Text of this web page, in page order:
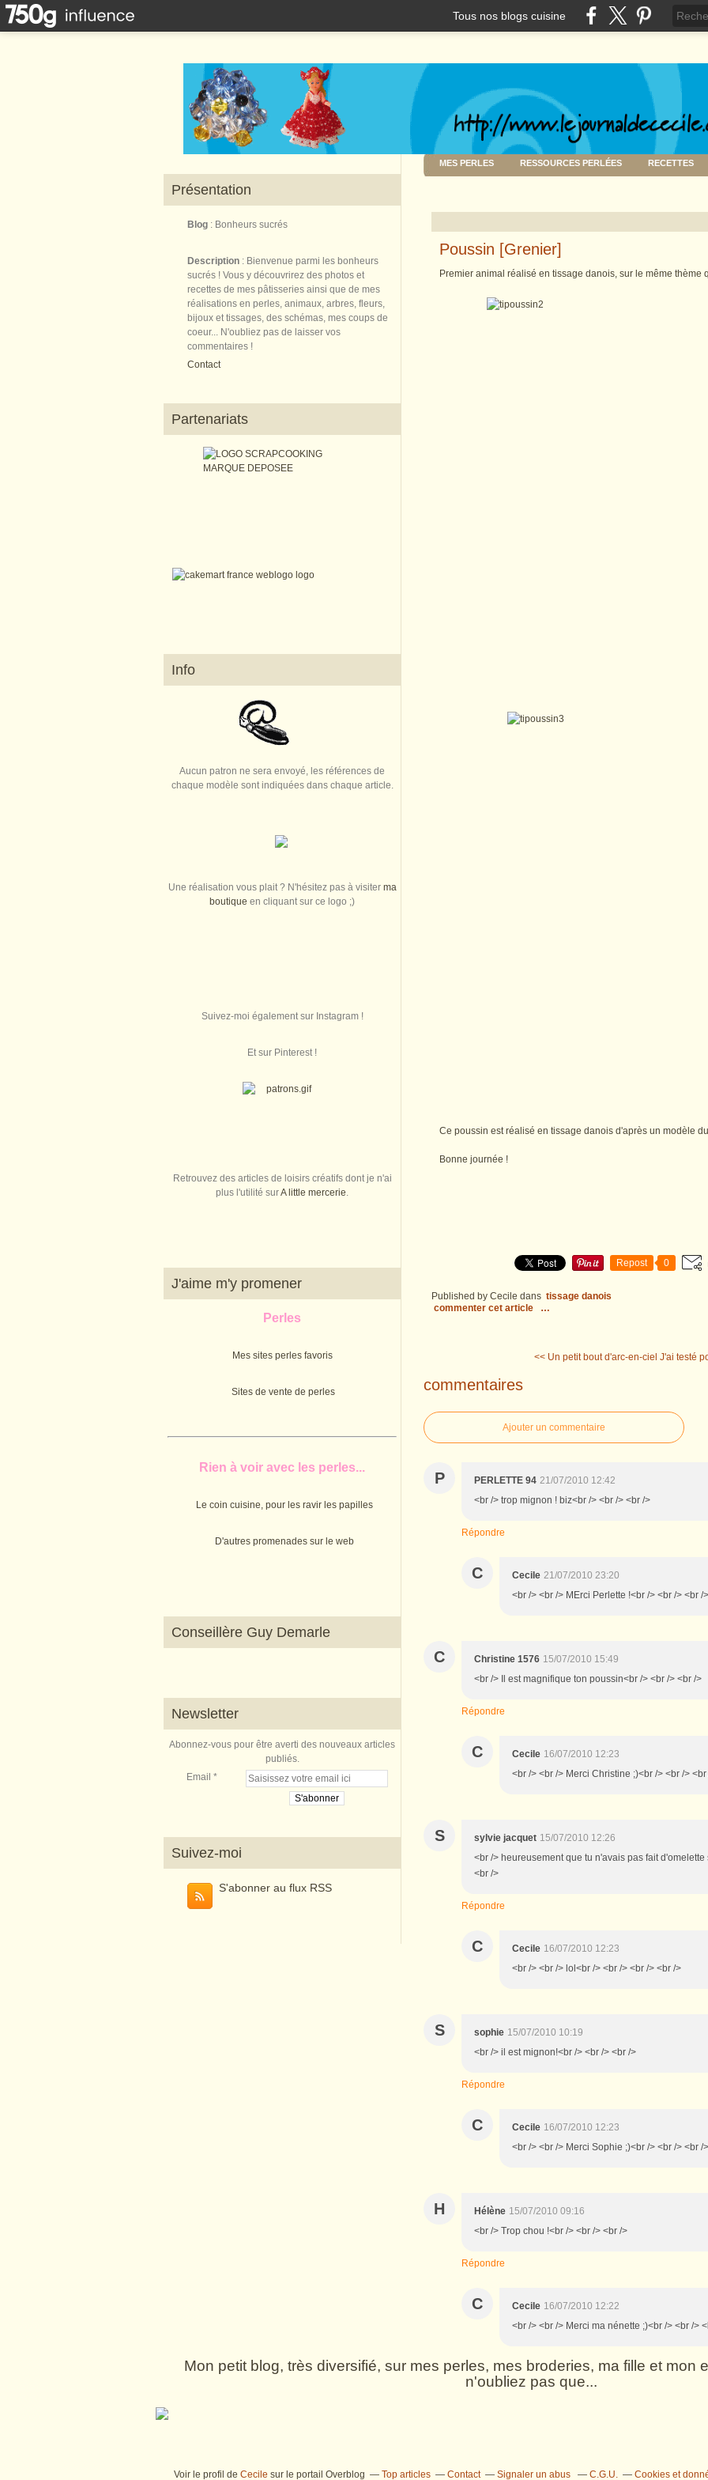
Tous nos blogs cuisine
Présentation
Blog : Bonheurs sucrés
Description : Bienvenue parmi les bonheurs
sucrés ! Vous y découvrirez des photos et
recettes de mes pâtisseries ainsi que de mes
réalisations en perles, animaux, arbres, fleurs,
bijoux et tissages, des schémas, mes coups de
coeur... N'oubliez pas de laisser vos
commentaires !
Contact
Partenariats
Info
Aucun patron ne sera envoyé, les références de
chaque modèle sont indiquées dans chaque article.
Une réalisation vous plait ? N'hésitez pas à visiter ma
boutique en cliquant sur ce logo ;)
Suivez-moi également sur Instagram !
Et sur Pinterest !
Retrouvez des articles de loisirs créatifs dont je n'ai
plus l'utilité surA little mercerie.
J'aime m'y promener
Perles
Mes sites perles favoris
Sites de vente de perles
Rien à voir avec les perles...
Le coin cuisine, pour les ravir les papilles
D'autres promenades sur le web
Conseillère Guy Demarle
Newsletter
Abonnez-vous pour être averti des nouveaux articles
publiés.
Email
Suivez-moi
S'abonner au flux RSS
MES PERLES RESSOURCES PERLÉES RECETTES
Poussin [Grenier]
Premier animal réalisé en tissage danois, sur le même thème
Ce poussin est réalisé en tissage danois d'après un modèle
Bonne journée !
Repost 0
Published by Cecile dans tissage danois
commenter cet article
…
<< Un petit bout d'arc-en-ciel J'ai testé
commentaires
Ajouter un commentaire
P PERLETTE 94 21/07/2010 12:42
<br /> trop mignon ! biz<br /> <br /> <br />
Répondre
C Cecile 21/07/2010 23:20
<br /> <br /> MErci Perlette !<br /> <br /> <br /
C Christine 1576 15/07/2010 15:49
<br /> Il est magnifique ton poussin<br /> <br /> <br />
Répondre
C Cecile 16/07/2010 12:23
<br /> <br /> Merci Christine ;)<br /> <br />
S sylvie jacquet 15/07/2010 12:26
<br /> heureusement que tu n'avais pas fait
<br />
Répondre
C Cecile 16/07/2010 12:23
<br /> <br /> lol<br /> <br /> <br /> <br />
S sophie 15/07/2010 10:19
<br /> il est mignon!<br /> <br /> <br />
Répondre
C Cecile 16/07/2010 12:23
<br /> <br /> Merci Sophie ;)<br /> <br /> <br /
H Hélène 15/07/2010 09:16
<br /> Trop chou !<br /> <br /> <br />
Répondre
C Cecile 16/07/2010 12:22
<br /> <br /> Merci ma nénette ;)<br /> <br />
Mon petit blog, très diversifié, sur mes perles, mes broderies, ma fille et mon
n'oubliez pas que...
Voir le profil de Cecile sur le portail Overblog Top articles Contact Signaler un abus C.G.U. Cookies et